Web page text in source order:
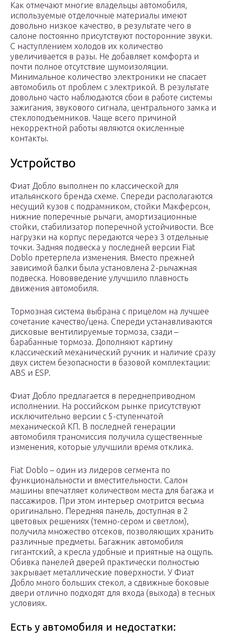
Как отмечают многие владельцы автомобиля,
используемые отделочные материалы имеют
довольно низкое качество, в результате чего в
салоне постоянно присутствуют посторонние звуки.
С наступлением холодов их количество
увеличивается в разы. Не добавляет комфорта и
почти полное отсутствие шумоизоляции.
Минимальное количество электроники не спасает
автомобиль от проблем с электрикой. В результате
довольно часто наблюдаются сбои в работе системы
зажигания, звукового сигнала, центрального замка и
стеклоподъемников. Чаще всего причиной
некорректной работы являются окисленные
контакты.
Устройство
Фиат Добло выполнен по классической для
итальянского бренда схеме. Спереди располагаются
несущий кузов с подрамником, стойки Макферсон,
нижние поперечные рычаги, амортизационные
стойки, стабилизатор поперечной устойчивости. Все
нагрузки на корпус передаются через 3 отдельные
точки. Задняя подвеска у последней версии Fiat
Doblo претерпела изменения. Вместо прежней
зависимой балки была установлена 2-рычажная
подвеска. Нововведение улучшило плавность
движения автомобиля.
Тормозная система выбрана с прицелом на лучшее
сочетание качество/цена. Спереди устанавливаются
дисковые вентилируемые тормоза, сзади –
барабанные тормоза. Дополняют картину
классический механический ручник и наличие сразу
двух систем безопасности в базовой комплектации:
ABS и ESP.
Фиат Добло предлагается в переднеприводном
исполнении. На российском рынке присутствуют
исключительно версии с 5-ступенчатой
механической КП. В последней генерации
автомобиля трансмиссия получила существенные
изменения, которые улучшили время отклика.
Fiat Doblo – один из лидеров сегмента по
функциональности и вместительности. Салон
машины впечатляет количеством места для багажа и
пассажиров. При этом интерьер смотрится весьма
оригинально. Передняя панель, доступная в 2
цветовых решениях (темно-сером и светлом),
получила множество отсеков, позволяющих хранить
различные предметы. Багажник автомобиля
гигантский, а кресла удобные и приятные на ощупь.
Обивка панелей дверей практически полностью
закрывает металлические поверхности. У Фиат
Добло много больших стекол, а сдвижные боковые
двери отлично подходят для входа (выхода) в тесных
условиях.
Есть у автомобиля и недостатки: